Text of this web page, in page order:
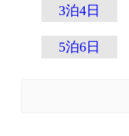
3泊4日
5泊6日